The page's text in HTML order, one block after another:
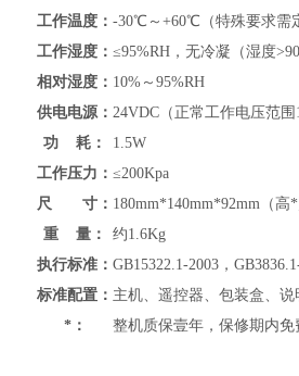
工作温度： -30℃～+60℃（特殊要求需
工作湿度： ≤95%RH，无冷凝（湿度
相对湿度： 10%～95%RH
供电电源： 24VDC（正常工作电压范围
功 耗：
1.5W
工作压力： ≤200Kpa
尺 寸： 180mm*140mm*92mm（高*
重 量：
约1.6Kg
执行标准： GB15322.1-2003，
标准配置： 主机、遥控器、包装盒、
*：
整机质保壹年，保修期内免